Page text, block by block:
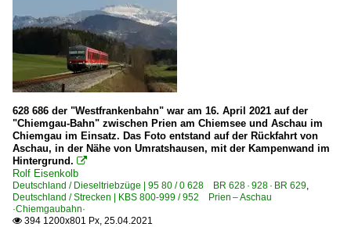
628 686 der "Westfrankenbahn" war am 16. April 2021 auf der
"Chiemgau-Bahn" zwischen Prien am Chiemsee und Aschau im
Chiemgau im Einsatz. Das Foto entstand auf der Rückfahrt von
Aschau, in der Nähe von Umratshausen, mit der Kampenwand im
Hintergrund. 
Rolf Eisenkolb
Deutschland / Dieseltriebzüge | 95 80 / 0 628 BR 628 · 928 · BR 629,
Deutschland / Strecken | KBS 800-999 / 952 Prien – Aschau
·Chiemgaubahn·
 394 1200x801 Px, 25.04.2021